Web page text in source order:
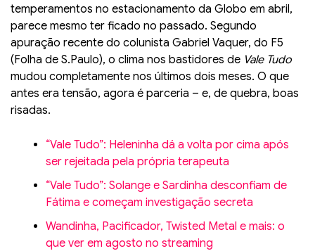
temperamentos no estacionamento da Globo em abril,
parece mesmo ter ficado no passado. Segundo
apuração recente do colunista Gabriel Vaquer, do F5
(Folha de S.Paulo), o clima nos bastidores de Vale Tudo
mudou completamente nos últimos dois meses. O que
antes era tensão, agora é parceria – e, de quebra, boas
risadas.
“Vale Tudo”: Heleninha dá a volta por cima após
ser rejeitada pela própria terapeuta
“Vale Tudo”: Solange e Sardinha desconfiam de
Fátima e começam investigação secreta
Wandinha, Pacificador, Twisted Metal e mais: o
que ver em agosto no streaming